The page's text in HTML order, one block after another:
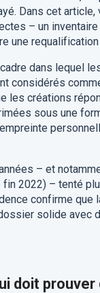
Dans cet
– un
une
dans lequel
considérés
les créations
sous une
– et
2022) – tenté
confirme que
solide avec
doit prouver